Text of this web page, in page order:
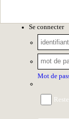
Se connecter
Mot de